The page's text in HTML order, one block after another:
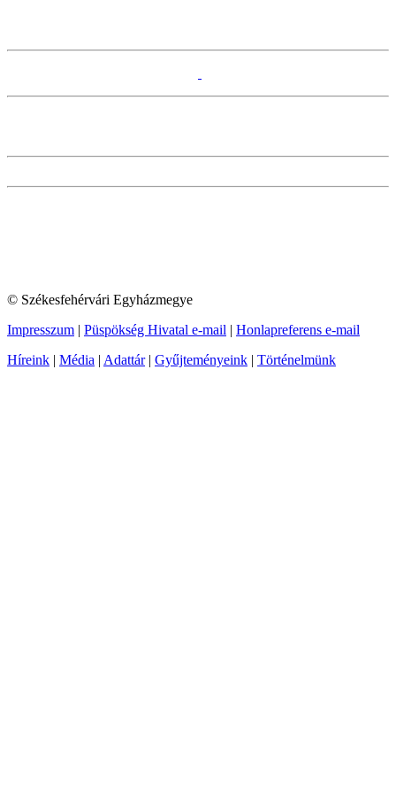
© Székesfehérvári Egyházmegye
Impresszum | Püspökség Hivatal e-mail | Honlapreferens e-mail
Híreink | Média | Adattár| Gyűjteményeink | Történelmünk